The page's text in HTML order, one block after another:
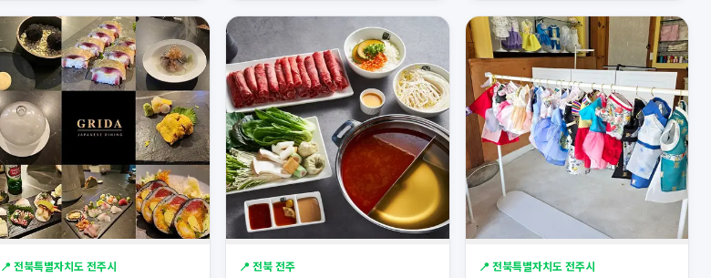
📍 전북특별자치도 전주시 📍 전북 전주 📍 전북특별자치도 전주시